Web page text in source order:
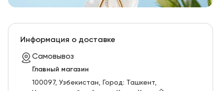
Информация о доставке
Самовывоз
Главный магазин
100097, Узбекистан, Город: Ташкент,